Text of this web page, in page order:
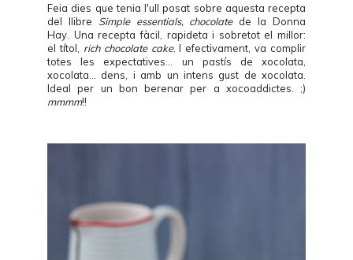
Feia dies que tenia l'ull posat sobre aquesta recepta
del llibre Simple essentials, chocolatede la Donna
Hay. Una recepta fàcil, rapideta i sobretot el millor:
el títol, rich chocolate cake. I efectivament, va complir
totes les expectatives... un pastís de xocolata,
xocolata... dens, i amb un intens gust de xocolata.
Ideal per un bon berenar per a xocoaddictes. ;)
mmmm!!